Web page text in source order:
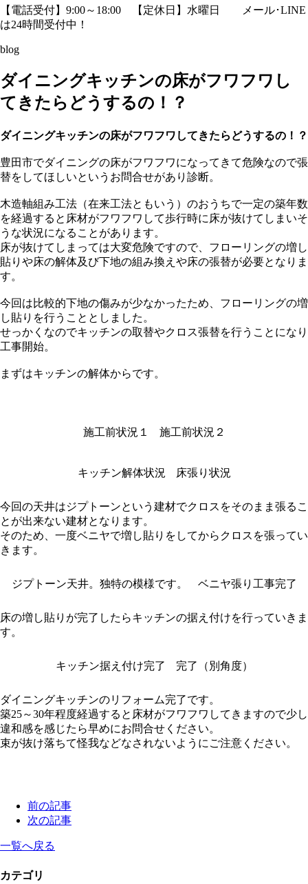
【電話受付】9:00～18:00 【定休日】水曜日
メール･LINE
は24時間受付中！
blog
ダイニングキッチンの床がフワフワし
てきたらどうするの！？
ダイニングキッチンの床がフワフワしてきたらどうするの！？
豊田市でダイニングの床がフワフワになってきて危険なので張
替をしてほしいというお問合せがあり診断。
木造軸組み工法（在来工法ともいう）のおうちで一定の築年数
を経過すると床材がフワフワして歩行時に床が抜けてしまいそ
うな状況になることがあります。
床が抜けてしまっては大変危険ですので、フローリングの増し
貼りや床の解体及び下地の組み換えや床の張替が必要となりま
す。
今回は比較的下地の傷みが少なかったため、フローリングの増
し貼りを行うこととしました。
せっかくなのでキッチンの取替やクロス張替を行うことになり
工事開始。
まずはキッチンの解体からです。
施工前状況１ 施工前状況２
キッチン解体状況 床張り状況
今回の天井はジプトーンという建材でクロスをそのまま張るこ
とが出来ない建材となります。
そのため、一度ベニヤで増し貼りをしてからクロスを張ってい
きます。
ジプトーン天井。独特の模様です。 ベニヤ張り工事完了
床の増し貼りが完了したらキッチンの据え付けを行っていきま
す。
キッチン据え付け完了 完了（別角度）
ダイニングキッチンのリフォーム完了です。
築25～30年程度経過すると床材がフワフワしてきますので少し
違和感を感じたら早めにお問合せください。
束が抜け落ちて怪我などなされないようにご注意ください。
前の記事
次の記事
一覧へ戻る
カテゴリ